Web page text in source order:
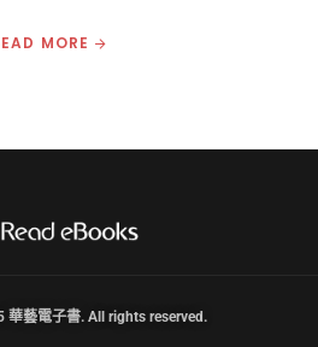
MORE
藝電子書. All rights reserved.